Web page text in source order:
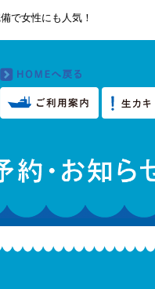
で女性にも人気！